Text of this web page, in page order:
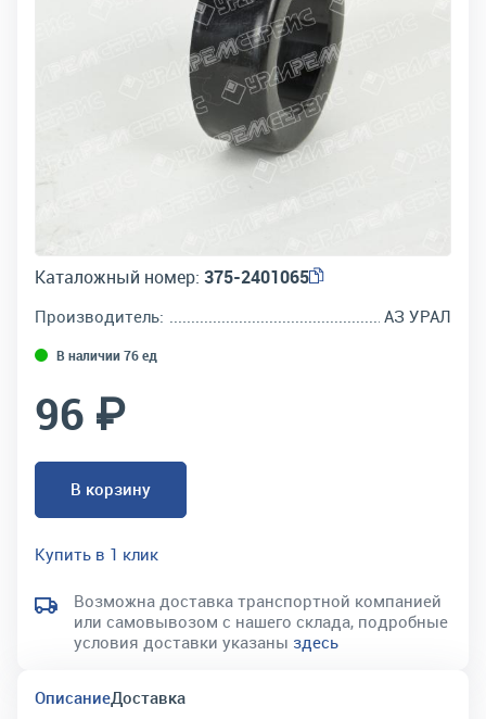
Каталожный номер: 375-2401065
Производитель: АЗ УРАЛ
В наличии 76 ед
96 ₽
В корзину
Купить в 1 клик
Возможна доставка транспортной компанией
или самовывозом с нашего склада, подробные
условия доставки указаны здесь
ОписаниеДоставка